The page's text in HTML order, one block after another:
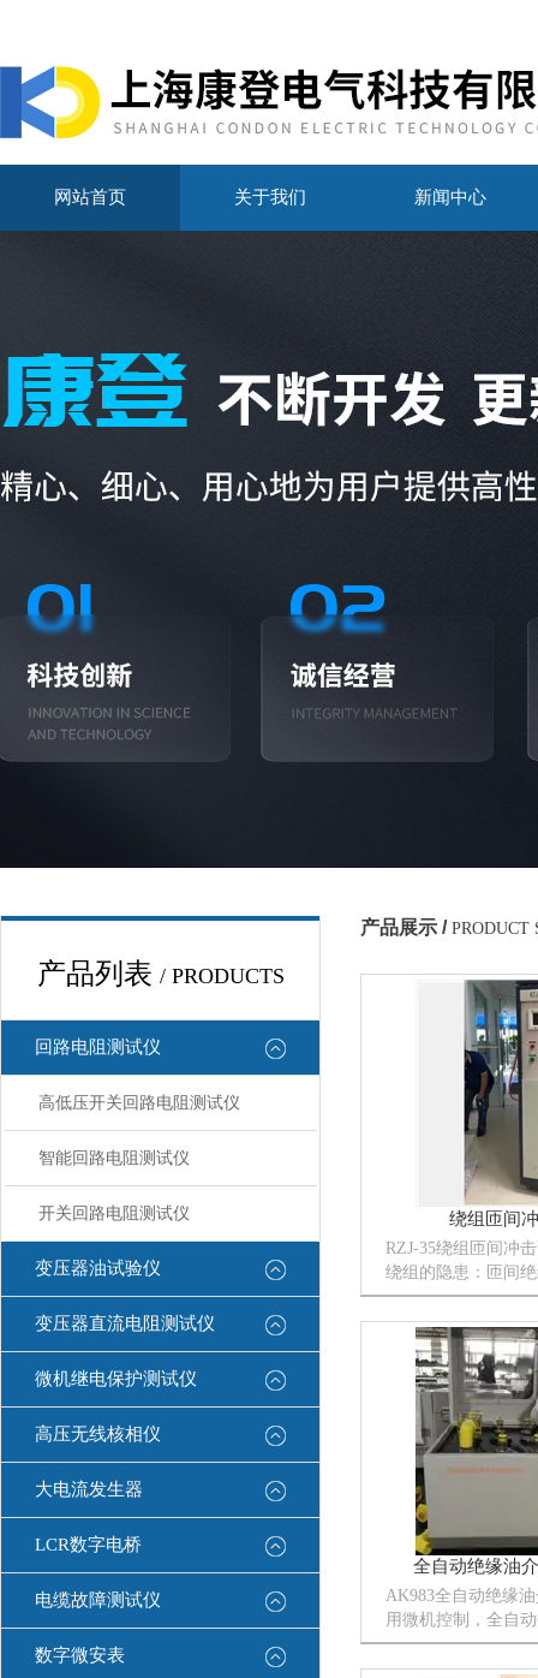
网站首页 关于我们 新闻中心
产品列表 / PRODUCTS
回路电阻测试仪
高低压开关回路电阻测试仪
智能回路电阻测试仪
开关回路电阻测试仪
变压器油试验仪
变压器直流电阻测试仪
微机继电保护测试仪
高压无线核相仪
大电流发生器
LCR数字电桥
电缆故障测试仪
数字微安表
产品展示 / PRODUCT
绕组匝间
RZJ-35绕组匝间冲
绕组的隐患：匝间
路）、电晕放电、
异。确地检测判定
阻抗不平衡隐患。
全自动绝缘油
AK983全自动绝缘
用微机控制，全自
观、测量精度高、
可靠，提高了工作